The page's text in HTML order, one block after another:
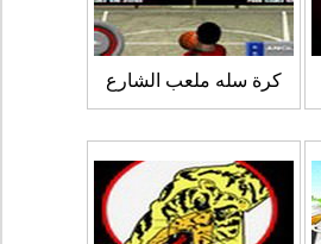
كرة سله ملعب الشارع